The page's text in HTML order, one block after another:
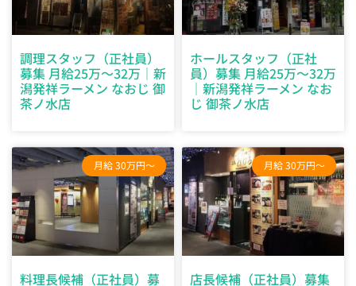
調理スタッフ（正社員）
募集 月給25万～32万｜新
潟発祥ラーメン なおじ 御
茶ノ水店
ホールスタッフ（正社
員）募集 月給25万～32万
｜新潟発祥ラーメン なお
じ 御茶ノ水店
月給 30万円～
料理長候補（正社員）募
月給 30万円～
店長候補（正社員）募集